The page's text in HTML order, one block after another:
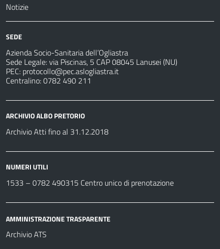
Notizie
SEDE
Azienda Socio-Sanitaria dell’Ogliastra
Sede Legale: via Piscinas, 5 CAP 08045 Lanusei (NU)
PEC: protocollo@pec.aslogliastra.it
Centralino: 0782 490 211
ARCHIVIO ALBO PRETORIO
Archivio Atti fino al 31.12.2018
NUMERI UTILI
1533 – 0782 490315 Centro unico di prenotazione
AMMINISTRAZIONE TRASPARENTE
Archivio ATS